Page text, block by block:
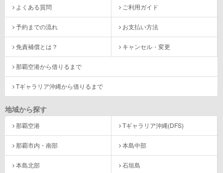
よくある質問 ご利用ガイド
予約までの流れ お支払い方法
免責補償とは？ キャンセル・変更
那覇空港から借りるまで
Tギャラリア沖縄から借りるまで
地域から探す
那覇空港 Tギャラリア沖縄(DFS)
那覇市内・南部 本島中部
本島北部 石垣島